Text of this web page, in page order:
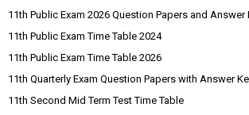
11th Public Exam 2026 Question Papers and
11th Public Exam Time Table 2024
11th Public Exam Time Table 2026
11th Quarterly Exam Question Papers with Answer
11th Second Mid Term Test Time Table